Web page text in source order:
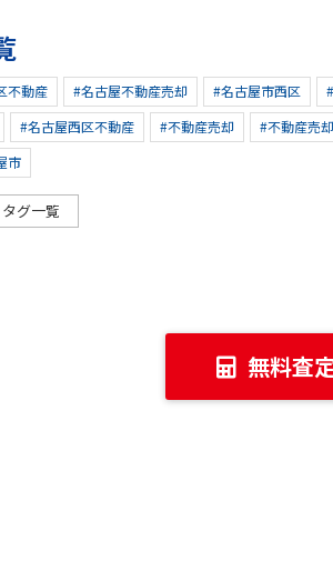
不動産 #名古屋不動産売却 #名古屋市西区
#名古屋西区不動産 #不動産売却 #不動産売
市
グ一覧
無料査